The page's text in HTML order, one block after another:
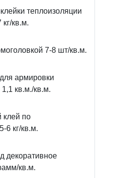
теплоизоляции
кг/кв.м.
7-8 шт/кв.м.
армировки
1,1 кв.м./кв.м.
по
5-6 кг/кв.м.
декоративное
кв.м.